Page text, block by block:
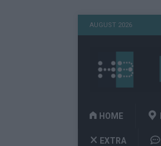
AUGUST 2026
HOME
EXTRA